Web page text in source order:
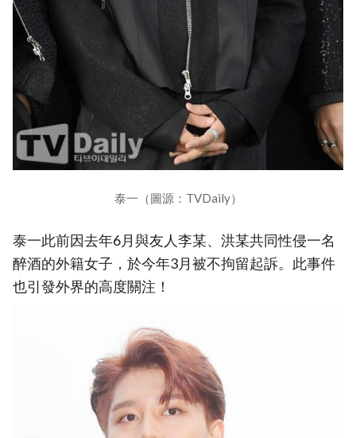
泰一（圖源：TVDaily）
泰一此前因去年6月與友人李某、洪某共同性侵一名
醉酒的外籍女子，於今年3月被不拘留起訴。此事件
也引發外界的高度關注！